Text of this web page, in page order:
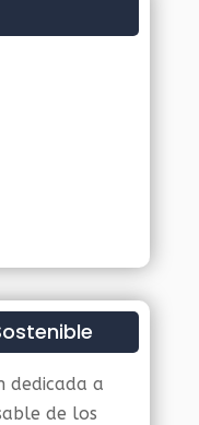
dedicada a
de los